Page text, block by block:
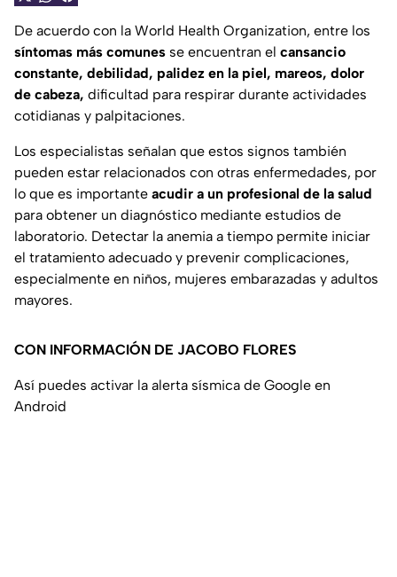
De acuerdo con la World Health Organization, entre los
síntomas más comunes se encuentran el cansancio
constante, debilidad, palidez en la piel, mareos, dolor
de cabeza, dificultad para respirar durante actividades
cotidianas y palpitaciones.
Los especialistas señalan que estos signos también
pueden estar relacionados con otras enfermedades, por
lo que es importante acudir a un profesional de la salud
para obtener un diagnóstico mediante estudios de
laboratorio. Detectar la anemia a tiempo permite iniciar
el tratamiento adecuado y prevenir complicaciones,
especialmente en niños, mujeres embarazadas y adultos
mayores.
CON INFORMACIÓN DE JACOBO FLORES
Así puedes activar la alerta sísmica de Google en
Android